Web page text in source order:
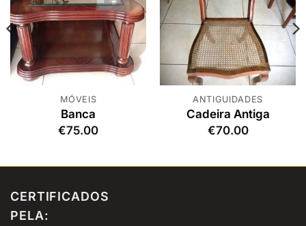
MÓVEIS
Banca
€75.00
ANTIGUIDADES
Cadeira Antiga
€70.00
CERTIFICADOS
PELA: